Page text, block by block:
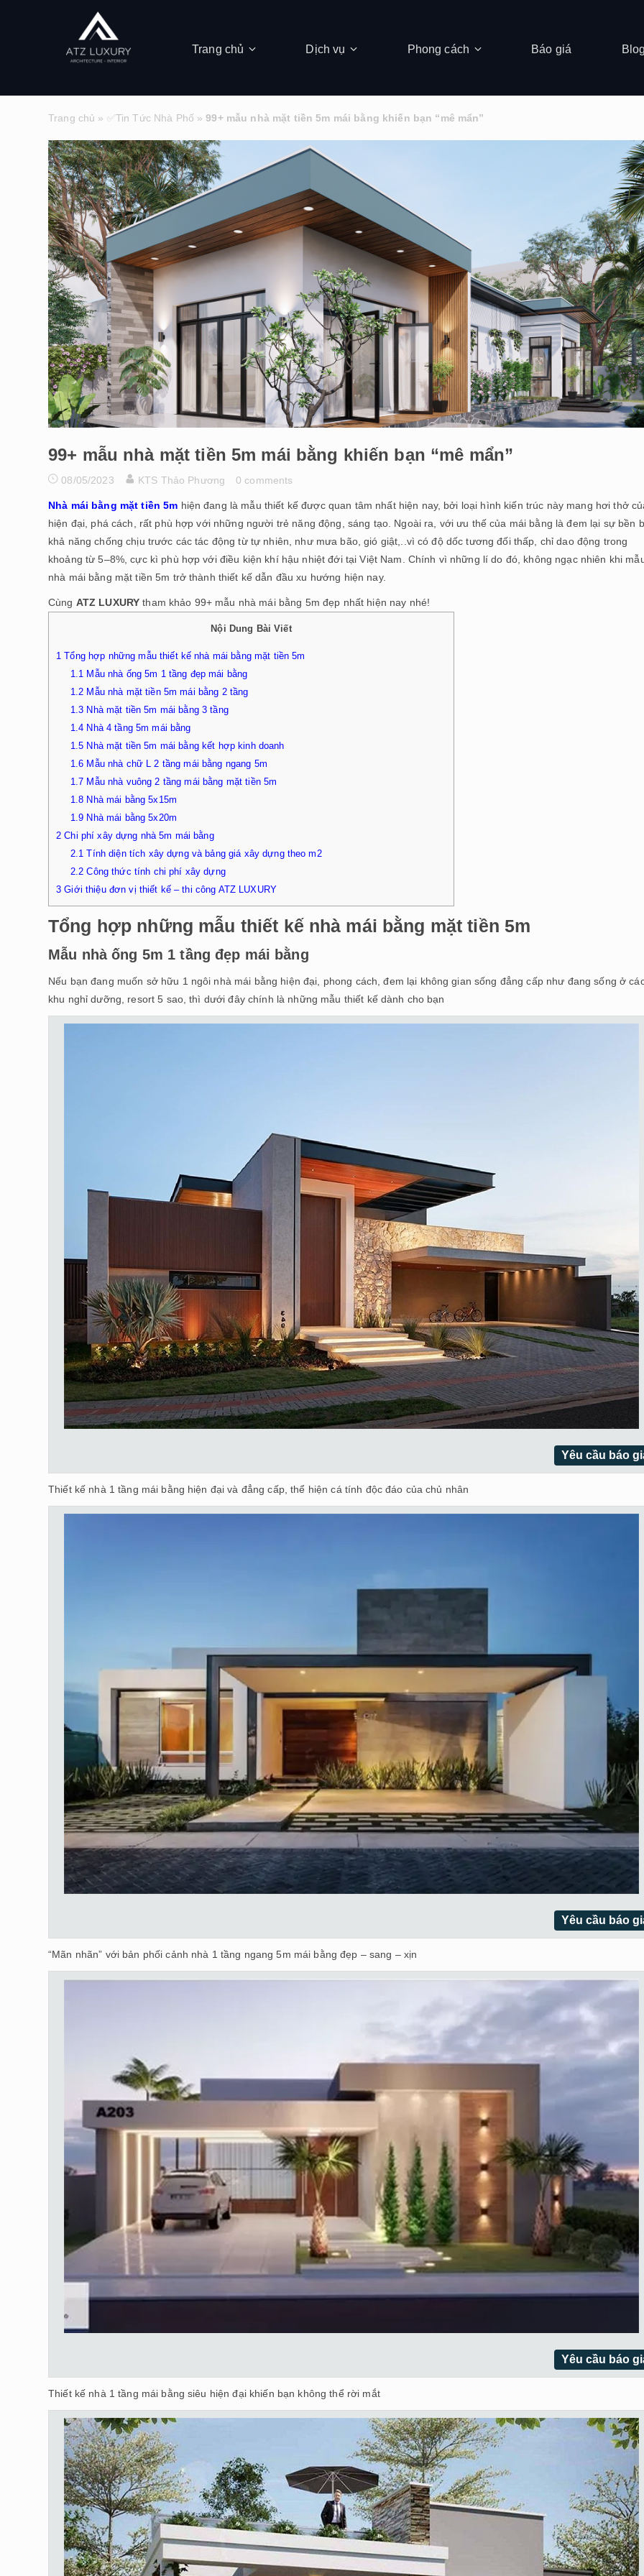
Trang chủ Dịch vụ Phong cách Báo giá
Trang chủ » ✅Tin Tức Nhà Phố »99+ mẫu nhà mặt tiền 5m mái bằng khiến bạn “mê mẩn”
99+ mẫu nhà mặt tiền 5m mái bằng khiến bạn “mê mẩn”
08/05/2023 KTS Thảo Phương 0 comments
Nhà mái bằng mặt tiền 5m hiện đang là mẫu thiết kế được quan tâm nhất hiện nay, bởi loại hình kiến trúc này mang hơi thở
hiện đại, phá cách, rất phù hợp với những người trẻ năng động, sáng tạo. Ngoài ra, với ưu thế của mái bằng là đem lại sự bền
khả năng chống chịu trước các tác động từ tự nhiên, như mưa bão, gió giật,..vì có độ dốc tương đối thấp, chỉ dao động trong
khoảng từ 5–8%, cực kì phù hợp với điều kiện khí hậu nhiệt đới tại Việt Nam. Chính vì những lí do đó, không ngạc nhiên khi
nhà mái bằng mặt tiền 5m trở thành thiết kế dẫn đầu xu hướng hiện nay.
Cùng ATZ LUXURY tham khảo 99+ mẫu nhà mái bằng 5m đẹp nhất hiện nay nhé!
Nội Dung Bài Viết
1 Tổng hợp những mẫu thiết kế nhà mái bằng mặt tiền 5m
1.1 Mẫu nhà ống 5m 1 tầng đẹp mái bằng
1.2 Mẫu nhà mặt tiền 5m mái bằng 2 tầng
1.3 Nhà mặt tiền 5m mái bằng 3 tầng
1.4 Nhà 4 tầng 5m mái bằng
1.5 Nhà mặt tiền 5m mái bằng kết hợp kinh doanh
1.6 Mẫu nhà chữ L 2 tầng mái bằng ngang 5m
1.7 Mẫu nhà vuông 2 tầng mái bằng mặt tiền 5m
1.8 Nhà mái bằng 5x15m
1.9 Nhà mái bằng 5x20m
2 Chi phí xây dựng nhà 5m mái bằng
2.1 Tính diện tích xây dựng và bảng giá xây dựng theo m2
2.2 Công thức tính chi phí xây dựng
3 Giới thiệu đơn vị thiết kế – thi công ATZ LUXURY
Tổng hợp những mẫu thiết kế nhà mái bằng mặt tiền 5m
Mẫu nhà ống 5m 1 tầng đẹp mái bằng
Nếu bạn đang muốn sở hữu 1 ngôi nhà mái bằng hiện đại, phong cách, đem lại không gian sống đẳng cấp như đang sống ở
khu nghỉ dưỡng, resort 5 sao, thì dưới đây chính là những mẫu thiết kế dành cho bạn
Yêu cầu báo
Thiết kế nhà 1 tầng mái bằng hiện đại và đẳng cấp, thể hiện cá tính độc đáo của chủ nhân
Yêu cầu báo
“Mãn nhãn” với bản phối cảnh nhà 1 tầng ngang 5m mái bằng đẹp – sang – xịn
Yêu cầu báo
Thiết kế nhà 1 tầng mái bằng siêu hiện đại khiến bạn không thể rời mắt